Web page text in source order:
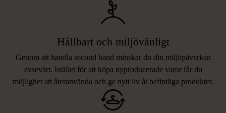
Hållbart och miljövänligt
Genom att handla second hand minskar du din miljöpåverkan
avsevärt. Istället för att köpa nyproducerade varor får du
möjlighet att återanvända och ge nytt liv åt befintliga produkter.